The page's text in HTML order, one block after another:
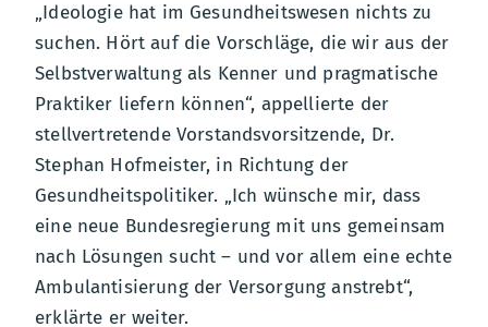
„Ideologie hat im Gesundheitswesen nichts zu
suchen. Hört auf die Vorschläge, die wir aus der
Selbstverwaltung als Kenner und pragmatische
Praktiker liefern können“, appellierte der
stellvertretende Vorstandsvorsitzende, Dr.
Stephan Hofmeister, in Richtung der
Gesundheitspolitiker. „Ich wünsche mir, dass
eine neue Bundesregierung mit uns gemeinsam
nach Lösungen sucht – und vor allem eine echte
Ambulantisierung der Versorgung anstrebt“,
erklärte er weiter.